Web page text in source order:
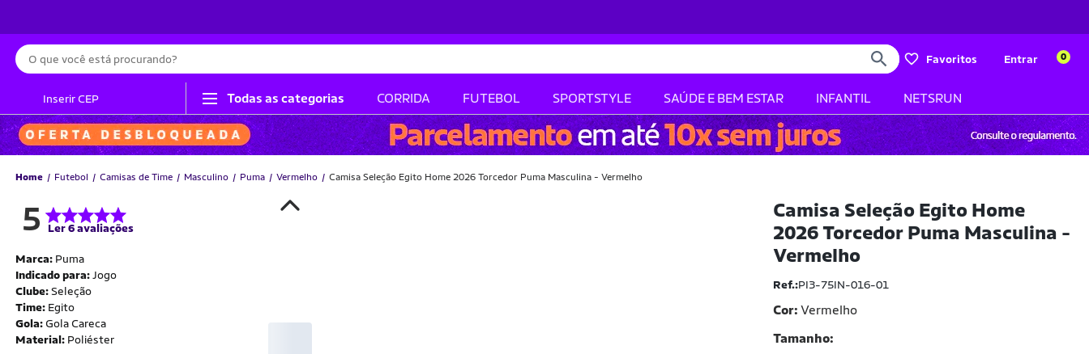
Busca
Favoritos Entrar 0
Inserir CEP Todas as categorias CORRIDA FUTEBOL SPORTSTYLE SAÚDE E BEM ESTAR INFANTIL NETSRUN
Home Futebol Camisas de Time Masculino Puma Vermelho Camisa Seleção Egito Home 2026 Torcedor Puma Masculina - Vermelho
5 Ler 6 avaliações
Marca: Puma
Indicado para: Jogo
Clube:Seleção
Time: Egito
Gola: Gola Careca
Material: Poliéster
Camisa Seleção Egito Home
2026 Torcedor Puma Masculina -
Vermelho
Ref.:PI3-75IN-016-01
Cor:Vermelho
Tamanho